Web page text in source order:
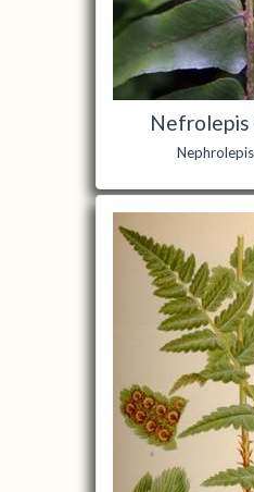
Nefrolepis